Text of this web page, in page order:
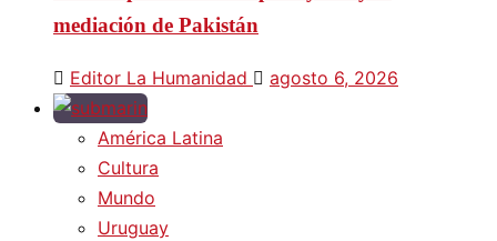
mediación de Pakistán
Editor La Humanidad agosto 6, 2026
América Latina
Cultura
Mundo
Uruguay